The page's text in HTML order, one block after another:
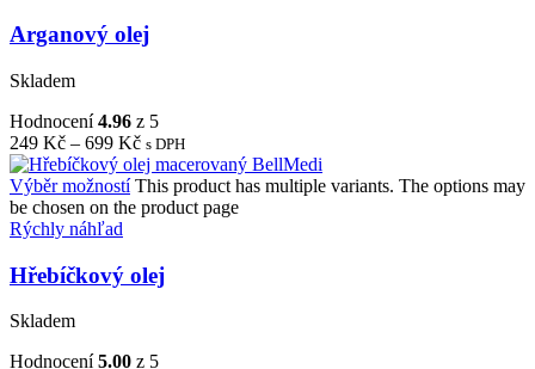
Arganový olej
Skladem
Hodnocení4.96 z 5
249 Kč – 699 Kč s DPH
Výběr možností This product has multiple variants. The options may
be chosen on the product page
Rýchly náhľad
Hřebíčkový olej
Skladem
Hodnocení5.00 z 5